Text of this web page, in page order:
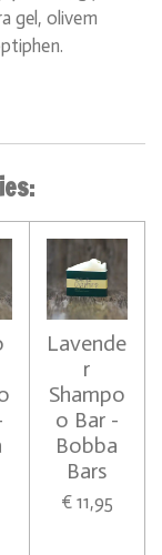
gel, olivem
Lavende
r
Shampo
o Bar -
Bobba
Bars
€ 11,95